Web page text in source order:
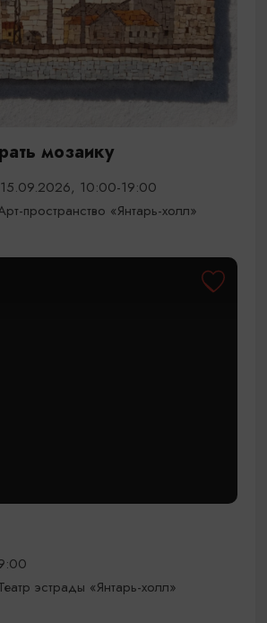
мозаику
10:00-19:00
пространство «Янтарь-холл»
эстрады «Янтарь-холл»